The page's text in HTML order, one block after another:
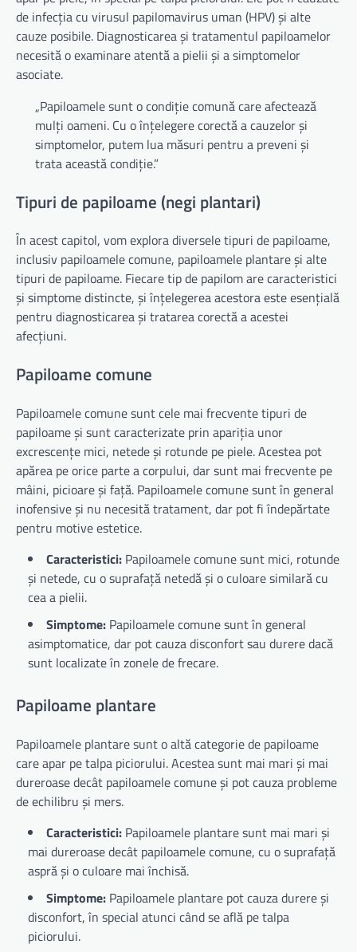
de infecția cu virusul papilomavirus uman (HPV) și alte
cauze posibile. Diagnosticarea și tratamentul papiloamelor
necesită o examinare atentă a pielii și a simptomelor
asociate.
„Papiloamele sunt o condiție comună care afectează
mulți oameni. Cu o înțelegere corectă a cauzelor și
simptomelor, putem lua măsuri pentru a preveni și
trata această condiție.”
Tipuri de papiloame (negi plantari)
În acest capitol, vom explora diversele tipuri de papiloame,
inclusiv papiloamele comune, papiloamele plantare și alte
tipuri de papiloame. Fiecare tip de papilom are caracteristici
și simptome distincte, și înțelegerea acestora este esențială
pentru diagnosticarea și tratarea corectă a acestei
afecțiuni.
Papiloame comune
Papiloamele comune sunt cele mai frecvente tipuri de
papiloame și sunt caracterizate prin apariția unor
excrescențe mici, netede și rotunde pe piele. Acestea pot
apărea pe orice parte a corpului, dar sunt mai frecvente pe
mâini, picioare și față. Papiloamele comune sunt în general
inofensive și nu necesită tratament, dar pot fi îndepărtate
pentru motive estetice.
Caracteristici: Papiloamele comune sunt mici, rotunde
și netede, cu o suprafață netedă și o culoare similară cu
cea a pielii.
Simptome: Papiloamele comune sunt în general
asimptomatice, dar pot cauza disconfort sau durere dacă
sunt localizate în zonele de frecare.
Papiloame plantare
Papiloamele plantare sunt o altă categorie de papiloame
care apar pe talpa piciorului. Acestea sunt mai mari și mai
dureroase decât papiloamele comune și pot cauza probleme
de echilibru și mers.
Caracteristici: Papiloamele plantare sunt mai mari și
mai dureroase decât papiloamele comune, cu o suprafață
aspră și o culoare mai închisă.
Simptome: Papiloamele plantare pot cauza durere și
disconfort, în special atunci când se află pe talpa
piciorului.